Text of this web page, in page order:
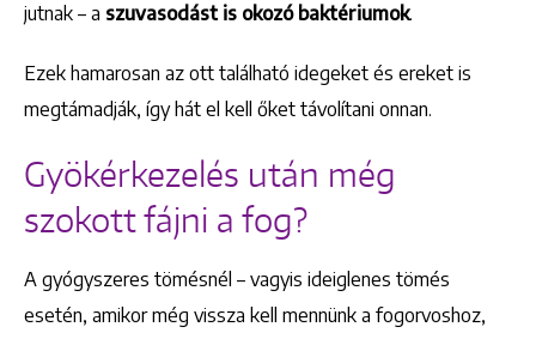
jutnak – a szuvasodást is okozó baktériumok.
Ezek hamarosan az ott található idegeket és ereket is
megtámadják, így hát el kell őket távolítani onnan.
Gyökérkezelés után még
szokott fájni a fog?
A gyógyszeres tömésnél – vagyis ideiglenes tömés
esetén, amikor még vissza kell mennünk a fogorvoshoz,